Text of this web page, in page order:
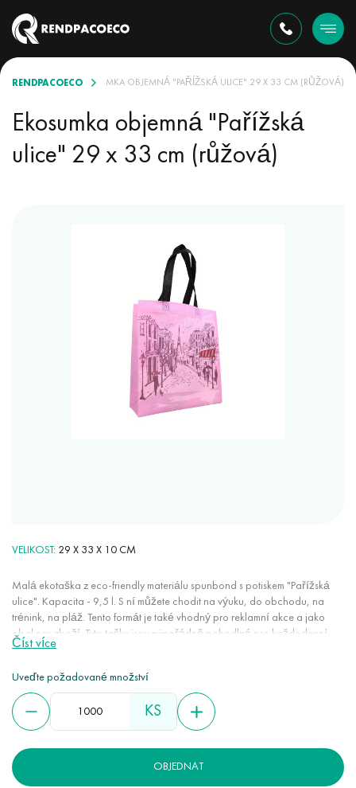
RENDPACOECOEKOSUMKA OBJEMNÁ "PAŘÍŽSKÁ ULICE" 29 X 33 CM (RŮŽOVÁ)
Ekosumka objemná "Pařížská
ulice" 29 x 33 cm (růžová)
VELIKOST 29 Х 33 Х 10 CM
Malá ekotaška z eco-friendly materiálu spunbond s potiskem "Pařížská
ulice". Kapacita - 9,5 l. S ní můžete chodit na výuku, do obchodu, na
trénink, na pláž. Tento formát je také vhodný pro reklamní akce a jako
obal pro zboží. Tyto tašky jsou mimořádně pohodlné pro každodenní
použití: jsou lehké, neroztahují se, nemnou se, zabírají málo místa, dobře
protože je recyklovatelný, vyrábí se z obnovitelných zdrojů a při rozkladu
neškodí životnímu prostředí. Kromě toho je velmi pevný, netoxický,
hypoalergenní, odolný vůči vlhkosti a teplu.
Číst více
Uveďte požadované množství
KS
OBJEDNAT